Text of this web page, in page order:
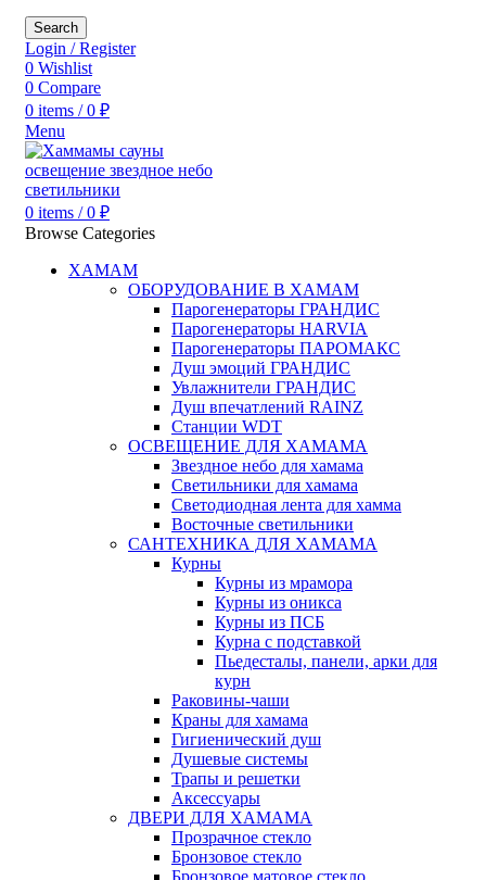
Search
Login / Register
0 Wishlist
0 Compare
0 items / 0 ₽
Menu
0 items / 0 ₽
Browse Categories
ХАМАМ
ОБОРУДОВАНИЕ В ХАМАМ
Парогенераторы ГРАНДИС
Парогенераторы HARVIA
Парогенераторы ПАРОМАКС
Душ эмоций ГРАНДИС
Увлажнители ГРАНДИС
Душ впечатлений RAINZ
Станции WDT
ОСВЕЩЕНИЕ ДЛЯ ХАМАМА
Звездное небо для хамама
Светильники для хамама
Светодиодная лента для хамма
Восточные светильники
САНТЕХНИКА ДЛЯ ХАМАМА
Курны
Курны из мрамора
Курны из оникса
Курны из ПСБ
Курна с подставкой
Пьедесталы, панели, арки для
курн
Раковины-чаши
Краны для хамама
Гигиенический душ
Душевые системы
Трапы и решетки
Аксессуары
ДВЕРИ ДЛЯ ХАМАМА
Прозрачное стекло
Бронзовое стекло